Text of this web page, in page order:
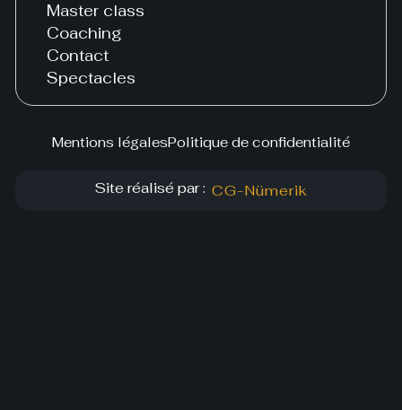
Master class
Coaching
Contact
Spectacles
Mentions légalesPolitique de confidentialité
Site réalisé par : CG-Nümerik